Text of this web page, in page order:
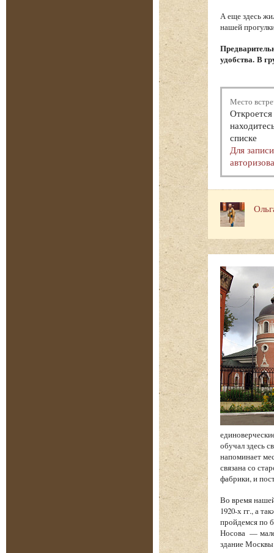
А еще здесь
нашей
удобства. В
Место
списке
Для
обучал здесь
напоминает
связана со
фабрики, и
Во время
1920-х гг., а
пройдемся по
Носова —
здание